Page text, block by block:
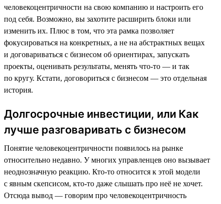
человекоцентричности на свою компанию и настроить его
под себя. Возможно, вы захотите расширить блоки или
изменить их. Плюс в том, что эта рамка позволяет
фокусироваться на конкретных, а не на абстрактных вещах
и договариваться с бизнесом об ориентирах, запускать
проекты, оценивать результаты, менять что-то — и так
по кругу. Кстати, договориться с бизнесом — это отдельная
история.
Долгосрочные инвестиции, или Как
лучше разговаривать с бизнесом
Понятие человекоцентричности появилось на рынке
относительно недавно. У многих управленцев оно вызывает
неоднозначную реакцию. Кто-то относится к этой модели
с явным скепсисом, кто-то даже слышать про неё не хочет.
Отсюда вывод — говорим про человекоцентричность